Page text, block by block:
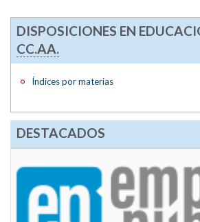
DISPOSICIONES EN
CC.AA.
Índices por materias
DESTACADOS